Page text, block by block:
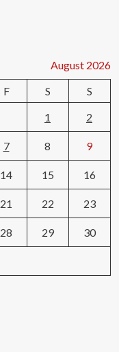
August 2026
F S
S
1
2
7 8 9
14 15 16
21 22 23
28 29 30